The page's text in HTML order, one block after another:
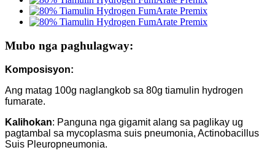
Mubo nga paghulagway:
Komposisyon:
Ang matag 100g naglangkob sa 80g tiamulin hydrogen
fumarate.
Kalihokan: Panguna nga gigamit alang sa paglikay ug
pagtambal sa mycoplasma suis pneumonia, Actinobacillus
Suis Pleuropneumonia.